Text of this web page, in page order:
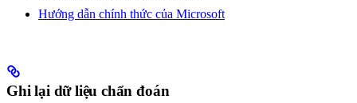
Hướng dẫn chính thức của Microsoft
Ghi lại dữ liệu chẩn đoán